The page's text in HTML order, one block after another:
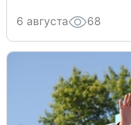
6 августа 68